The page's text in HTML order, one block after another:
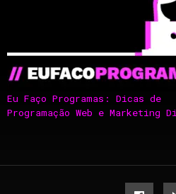
Eu Faço Programas: Dicas de
Programação Web e Marketing